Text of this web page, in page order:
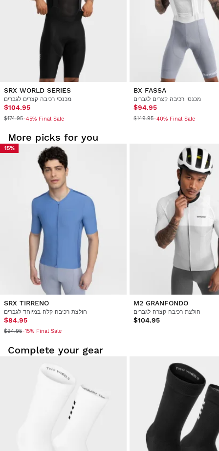
החזר את הכסף לאמצעי התשלום המקורי מ- $9.95
SRX WORLD SERIES
מכנסי רכיבה קצרים לגברים
$104.95
$174.95-45% Final Sale
BX FASSA
מכנסי רכיבה קצרים לגברים
$94.95
$149.95-40% Final Sale
More picks for you
15%
SRX TIRRENO
חולצת רכיבה קלה במיוחד לגברים
$84.95
$94.95-15% Final Sale
M2 GRANFONDO
חולצת רכיבה קצרה לגברים
$104.95
Complete your gear